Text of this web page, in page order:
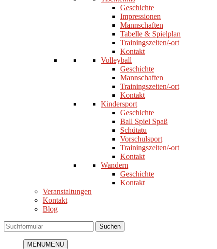
Geschichte
Impressionen
Mannschaften
Tabelle & Spielplan
Trainingszeiten/-ort
Kontakt
Volleyball
Geschichte
Mannschaften
Trainingszeiten/-ort
Kontakt
Kindersport
Geschichte
Ball Spiel Spaß
Schütatu
Vorschulsport
Trainingszeiten/-ort
Kontakt
Wandern
Geschichte
Kontakt
Veranstaltungen
Kontakt
Blog
Suchen
MENUMENU